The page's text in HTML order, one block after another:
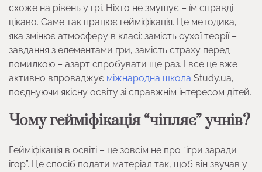
схоже на рівень у грі. Ніхто не змушує – їм справді
цікаво. Саме так працює гейміфікація. Це методика,
яка змінює атмосферу в класі: замість сухої теорії –
завдання з елементами гри, замість страху перед
помилкою – азарт спробувати ще раз. І все це вже
активно впроваджує міжнародна школа Study.ua,
поєднуючи якісну освіту зі справжнім інтересом дітей.
Чому гейміфікація “чіпляє” учнів?
Гейміфікація в освіті – це зовсім не про “ігри заради
ігор”. Це спосіб подати матеріал так, щоб він звучав у